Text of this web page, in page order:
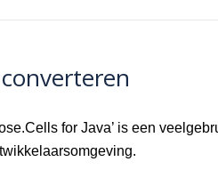
for Java’ is een